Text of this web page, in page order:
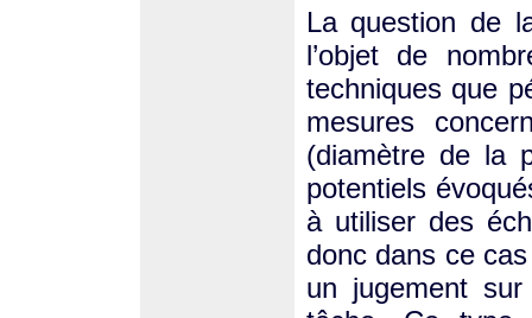
La question de
l’objet de
techniques que
mesures
(diamètre de la
potentiels
à utiliser des
donc dans ce
un jugement